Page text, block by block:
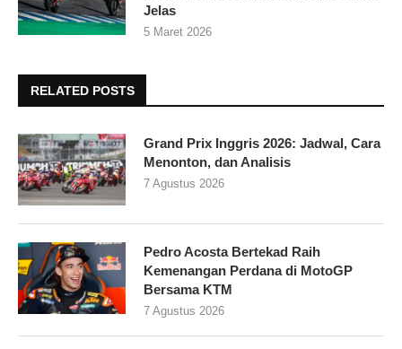
Jelas
5 Maret 2026
RELATED POSTS
Grand Prix Inggris 2026: Jadwal, Cara
Menonton, dan Analisis
7 Agustus 2026
Pedro Acosta Bertekad Raih
Kemenangan Perdana di MotoGP
Bersama KTM
7 Agustus 2026